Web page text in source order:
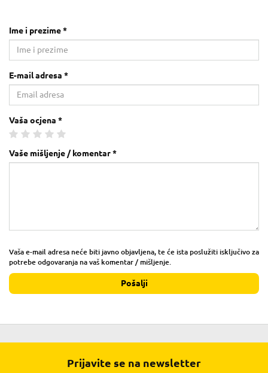
Ime i prezime *
E-mail adresa *
Vaša ocjena *
Vaše mišljenje / komentar *
Vaša e-mail adresa neće biti javno objavljena, te će ista poslužiti isključivo za
potrebe odgovaranja na vaš komentar / mišljenje.
Pošalji
Prijavite se na newsletter